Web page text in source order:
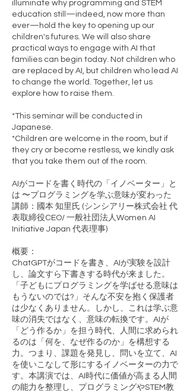
illuminate why programming and STEM
education still—indeed, now more than
ever—hold the key to opening up our
children's futures. We will also share
practical ways to engage with AI that
families can begin today. Not children who
are replaced by AI, but children who lead AI
to change the world. Together, let us
explore how to raise them.
*This seminar will be conducted in
Japanese.
*Children are welcome in the room, but if
they cry or become restless, we kindly ask
that you take them out of the room.
AIがコードを書く時代の「イノベーター」と
は 〜プログラミングを学ぶ意味が変わった
講師：國本 知里氏 (シンシアリー株式会社 代
表取締役CEO/ 一般社団法人Women AI
Initiative Japan 代表理事)
概要：
ChatGPTがコードを書き、AIが実験を設計
し、論文すら下書きする時代が来ました。
「子どもにプログラミングを学ばせる意味は
もうないのでは?」そんな不安を抱く保護者
は少なくありません。しかし、これは学ぶ意
味の消失ではなく、意味の転換です。AIが
「どう作るか」を担う時代、人間に求められ
るのは「何を、なぜ作るのか」を構想する
力。つまり、課題を発見し、問いを立て、AI
を使いこなして形にするイノベーターの力で
す。本講演では、AI時代に価値が高まる人間
の能力を整理し、プログラミングやSTEM教